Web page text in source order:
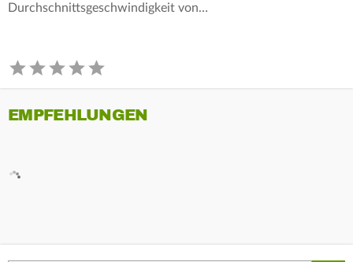
Durchschnittsgeschwindigkeit von…
EMPFEHLUNGEN